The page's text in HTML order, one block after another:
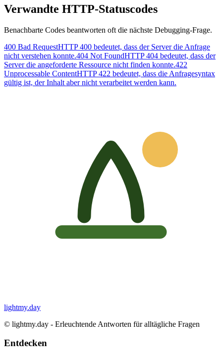
Verwandte HTTP-Statuscodes
Benachbarte Codes beantworten oft die nächste Debugging-Frage.
400 Bad RequestHTTP 400 bedeutet, dass der Server die Anfrage
nicht verstehen konnte.404 Not FoundHTTP 404 bedeutet, dass der
Server die angeforderte Ressource nicht finden konnte.422
Unprocessable ContentHTTP 422 bedeutet, dass die Anfragesyntax
gültig ist, der Inhalt aber nicht verarbeitet werden kann.
lightmy.day
© lightmy.day - Erleuchtende Antworten für alltägliche Fragen
Entdecken